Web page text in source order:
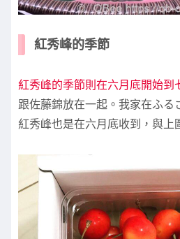
紅秀峰的季節
紅秀峰的季節則在六月底開始到
跟佐藤錦放在一起。我家在ふる
紅秀峰也是在六月底收到，與上